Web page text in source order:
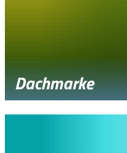
Dachmarke